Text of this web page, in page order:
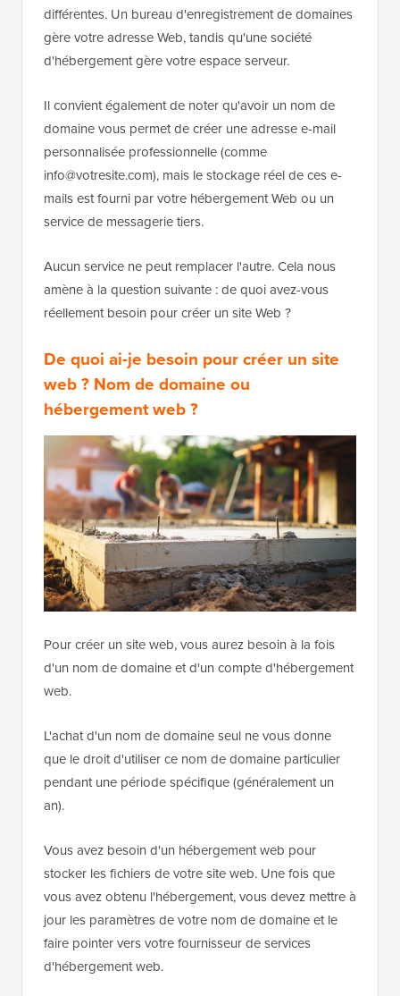
différentes. Un bureau d'enregistrement de domaines
gère votre adresse Web, tandis qu'une société
d'hébergement gère votre espace serveur.
Il convient également de noter qu'avoir un nom de
domaine vous permet de créer une adresse e-mail
personnalisée professionnelle (comme
info@votresite.com), mais le stockage réel de ces e-
mails est fourni par votre hébergement Web ou un
service de messagerie tiers.
Aucun service ne peut remplacer l'autre. Cela nous
amène à la question suivante : de quoi avez-vous
réellement besoin pour créer un site Web ?
De quoi ai-je besoin pour créer un site
web ? Nom de domaine ou
hébergement web ?
Pour créer un site web, vous aurez besoin à la fois
d'un nom de domaine et d'un compte d'hébergement
web.
L'achat d'un nom de domaine seul ne vous donne
que le droit d'utiliser ce nom de domaine particulier
pendant une période spécifique (généralement un
an).
Vous avez besoin d'un hébergement web pour
stocker les fichiers de votre site web. Une fois que
vous avez obtenu l'hébergement, vous devez mettre à
jour les paramètres de votre nom de domaine et le
faire pointer vers votre fournisseur de services
d'hébergement web.